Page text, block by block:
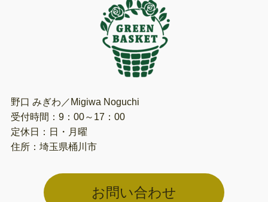
野口 みぎわ／Migiwa Noguchi
受付時間：9：00～17：00
定休日：日・月曜
住所：埼玉県桶川市
お問い合わせ